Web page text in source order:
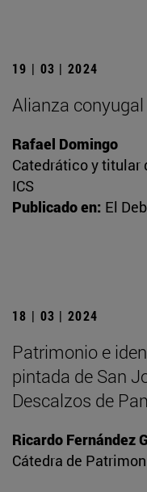
19 | 03 | 2024
Alianza
Rafael Domingo
Catedrático y titular
ICS
Publicado en: El
18 | 03 | 2024
Patrimonio e
pintada de San
Descalzos de
Ricardo Fernández
Cátedra de